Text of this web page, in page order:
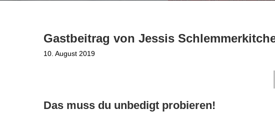
Gastbeitrag von Jessis
10. August 2019
Das muss du unbedigt probieren!